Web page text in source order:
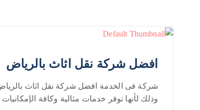
افضل شركة نقل اثاث بالرياض
شركة فى الخدمة افضل شركة نقل اثاث بالرياض
وذلك لأنها توفر خدمات مثالية وكافة الإمكانيات